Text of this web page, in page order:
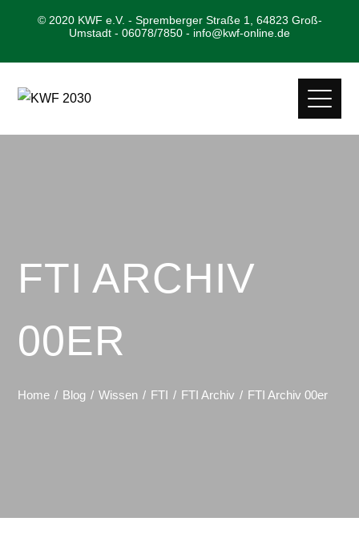
© 2020 KWF e.V. - Spremberger Straße 1, 64823 Groß-
Umstadt - 06078/7850 - info@kwf-online.de
FTI ARCHIV
00ER
Home Blog Wissen FTI FTI Archiv FTI Archiv 00er